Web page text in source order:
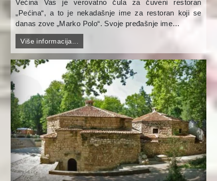
Većina Vas je verovatno čula za čuveni restoran
„Pećina“, a to je nekadašnje ime za restoran koji se
danas zove „Marko Polo“. Svoje pređašnje ime…
Više informacija...